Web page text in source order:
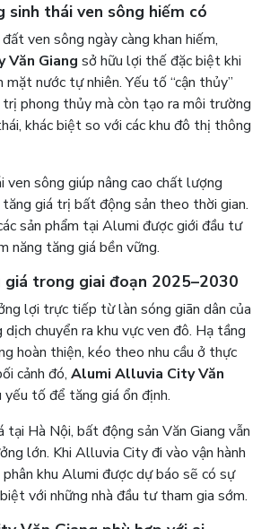
sinh thái ven sông hiếm có
ven sông ngày càng khan hiếm,
Giang sở hữu lợi thế đặc biệt khi
mặt nước tự nhiên. Yếu tố “cận thủy”
trị phong thủy mà còn tạo ra môi trường
khác biệt so với các khu đô thị thông
ven sông giúp nâng cao chất lượng
giá trị bất động sản theo thời gian.
sản phẩm tại Alumi được giới đầu tư
năng tăng giá bền vững.
trong giai đoạn 2025–2030
lợi trực tiếp từ làn sóng giãn dân của
chuyển ra khu vực ven đô. Hạ tầng
hoàn thiện, kéo theo nhu cầu ở thực
cảnh đó, Alumi Alluvia City Văn
yếu tố để tăng giá ổn định.
tại Hà Nội, bất động sản Văn Giang vẫn
lớn. Khi Alluvia City đi vào vận hành
khu Alumi được dự báo sẽ có sự
với những nhà đầu tư tham gia sớm.